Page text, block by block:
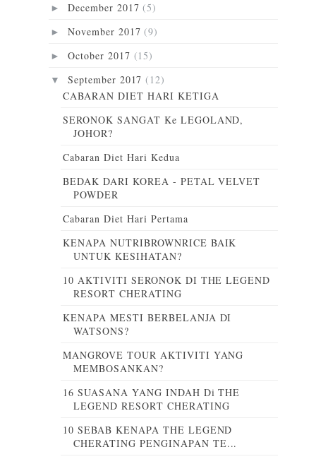
► December 2017(5)
► November 2017(9)
► October 2017 (15)
▼ September 2017(12)
CABARAN DIET HARI KETIGA
SERONOK SANGAT Ke LEGOLAND,
JOHOR?
Cabaran Diet Hari Kedua
BEDAK DARI KOREA - PETAL VELVET
POWDER
Cabaran Diet Hari Pertama
KENAPA NUTRIBROWNRICE BAIK
UNTUK KESIHATAN?
10 AKTIVITI SERONOK DI THE LEGEND
RESORT CHERATING
KENAPA MESTI BERBELANJA DI
WATSONS?
MANGROVE TOUR AKTIVITI YANG
MEMBOSANKAN?
16 SUASANA YANG INDAH Di THE
LEGEND RESORT CHERATING
10 SEBAB KENAPA THE LEGEND
CHERATING PENGINAPAN TE...